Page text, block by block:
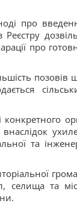
про
про
позовів
конкретного
та
селища та